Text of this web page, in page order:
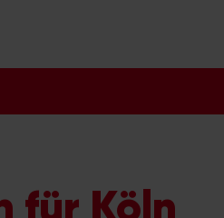
für Köln